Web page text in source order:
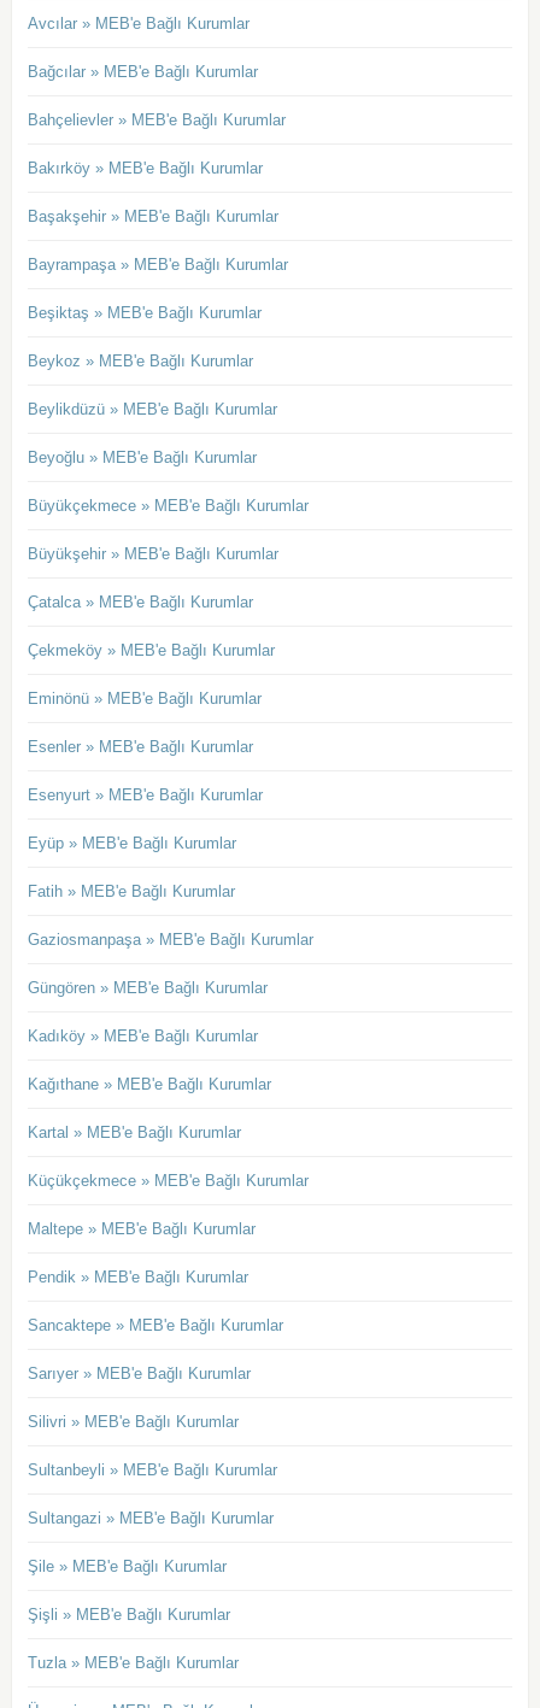
Avcılar » MEB'e Bağlı Kurumlar
Bağcılar » MEB'e Bağlı Kurumlar
Bahçelievler » MEB'e Bağlı Kurumlar
Bakırköy » MEB'e Bağlı Kurumlar
Başakşehir » MEB'e Bağlı Kurumlar
Bayrampaşa » MEB'e Bağlı Kurumlar
Beşiktaş » MEB'e Bağlı Kurumlar
Beykoz » MEB'e Bağlı Kurumlar
Beylikdüzü » MEB'e Bağlı Kurumlar
Beyoğlu » MEB'e Bağlı Kurumlar
Büyükçekmece » MEB'e Bağlı Kurumlar
Büyükşehir » MEB'e Bağlı Kurumlar
Çatalca » MEB'e Bağlı Kurumlar
Çekmeköy » MEB'e Bağlı Kurumlar
Eminönü » MEB'e Bağlı Kurumlar
Esenler » MEB'e Bağlı Kurumlar
Esenyurt » MEB'e Bağlı Kurumlar
Eyüp » MEB'e Bağlı Kurumlar
Fatih » MEB'e Bağlı Kurumlar
Gaziosmanpaşa » MEB'e Bağlı Kurumlar
Güngören » MEB'e Bağlı Kurumlar
Kadıköy » MEB'e Bağlı Kurumlar
Kağıthane » MEB'e Bağlı Kurumlar
Kartal » MEB'e Bağlı Kurumlar
Küçükçekmece » MEB'e Bağlı Kurumlar
Maltepe » MEB'e Bağlı Kurumlar
Pendik » MEB'e Bağlı Kurumlar
Sancaktepe » MEB'e Bağlı Kurumlar
Sarıyer » MEB'e Bağlı Kurumlar
Silivri » MEB'e Bağlı Kurumlar
Sultanbeyli » MEB'e Bağlı Kurumlar
Sultangazi » MEB'e Bağlı Kurumlar
Şile » MEB'e Bağlı Kurumlar
Şişli » MEB'e Bağlı Kurumlar
Tuzla » MEB'e Bağlı Kurumlar